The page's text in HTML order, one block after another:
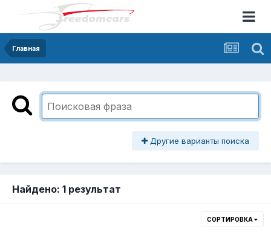
Главная
Другие варианты поиска
Найдено: 1 результат
СОРТИРОВКА